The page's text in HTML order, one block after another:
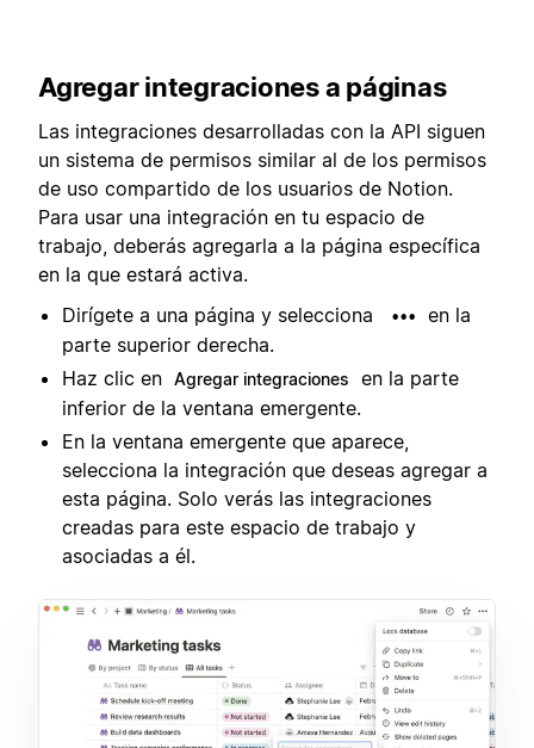
Agregar integraciones a páginas
Las integraciones desarrolladas con la API siguen
un sistema de permisos similar al de los permisos
de uso compartido de los usuarios de Notion.
Para usar una integración en tu espacio de
trabajo, deberás agregarla a la página específica
en la que estará activa.
Dirígete a una página y selecciona
•••
en la
parte superior derecha.
Haz clic en Agregar integraciones
en la parte
inferior de la ventana emergente.
En la ventana emergente que aparece,
selecciona la integración que deseas agregar a
esta página. Solo verás las integraciones
creadas para este espacio de trabajo y
asociadas a él.